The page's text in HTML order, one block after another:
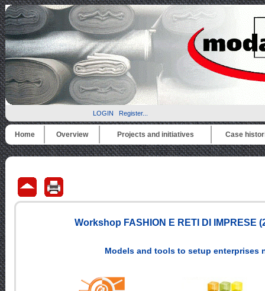
LOGIN Register...
Home Overview Projects and initiatives Case
Workshop FASHION E RETI DI IMPRESE
Models and tools to setup enterprises